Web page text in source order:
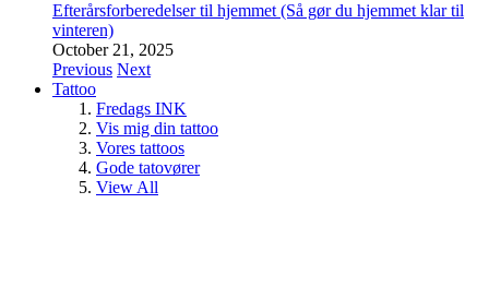
Efterårsforberedelser til hjemmet (Så gør du hjemmet klar til
vinteren)
October 21, 2025
Previous Next
Tattoo
Fredags INK
Vis mig din tattoo
Vores tattoos
Gode tatovører
View All